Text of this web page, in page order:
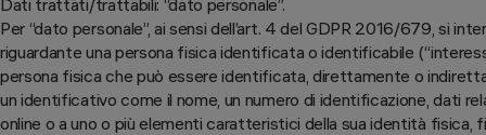
Dati trattati/trattabili: “dato personale”.
Per “dato personale”, ai sensi dell’art. 4 del GDPR 2016/679, si
riguardante una persona fisica identificata o identificabile
persona fisica che può essere identificata, direttamente o
un identificativo come il nome, un numero di identificazione, dati
online o a uno o più elementi caratteristici della sua identità fisica,